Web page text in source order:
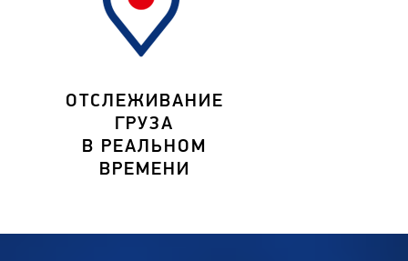
ОТСЛЕЖИВАНИЕ
ГРУЗА
В РЕАЛЬНОМ
ВРЕМЕНИ